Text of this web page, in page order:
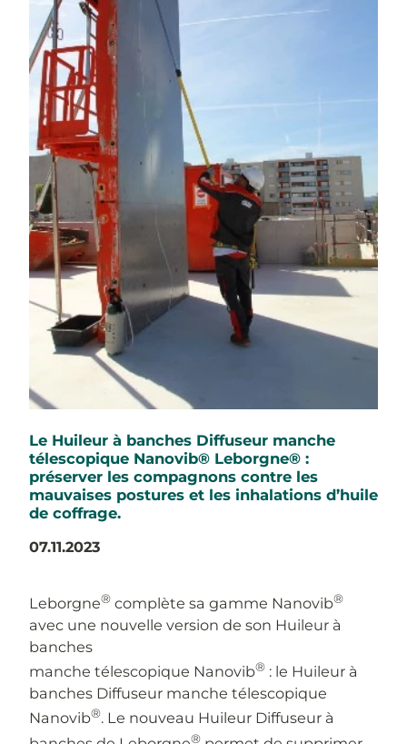
Le Huileur à banches Diffuseur manche
télescopique Nanovib® Leborgne® :
préserver les compagnons contre les
mauvaises postures et les inhalations d’huile
de coffrage.
07.11.2023
Leborgne®complète sa gamme Nanovib®
avec une nouvelle version de son Huileur à
banches
manche télescopique Nanovib®: le Huileur à
banches Diffuseur manche télescopique
Nanovib®. Le nouveau Huileur Diffuseur à
®